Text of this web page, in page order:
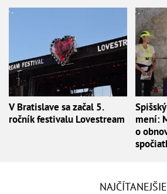
V Bratislave sa začal 5.
ročník festivalu Lovestream
mení:
o
NAJČÍTANEJŠIE